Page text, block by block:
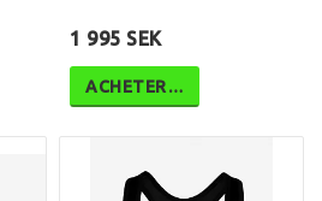
1 995 SEK
ACHETER…